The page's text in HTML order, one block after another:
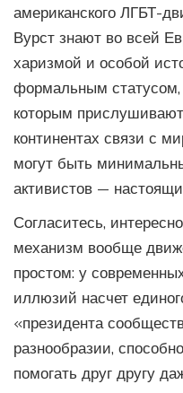
американского ЛГБТ-
Вурст знают во всей
харизмой и особой
формальным
которым
континентах связи с
могут быть
активистов —
Согласитесь,
механизм вообще
простом: у
иллюзий насчет
«президента
разнообразии,
помогать друг другу